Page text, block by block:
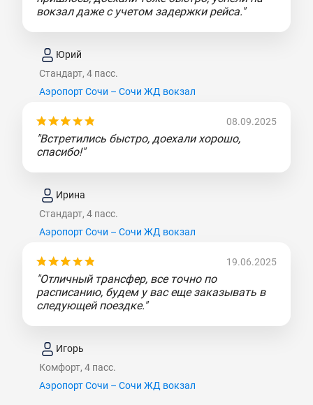
вокзал даже с учетом задержки рейса."
Юрий
Стандарт, 4 пасс.
Аэропорт Сочи – Сочи ЖД вокзал
08.09.2025
"Встретились быстро, доехали хорошо,
спасибо!"
Ирина
Стандарт, 4 пасс.
Аэропорт Сочи – Сочи ЖД вокзал
19.06.2025
"Отличный трансфер, все точно по
расписанию, будем у вас еще заказывать в
следующей поездке."
Игорь
Комфорт, 4 пасс.
Аэропорт Сочи – Сочи ЖД вокзал